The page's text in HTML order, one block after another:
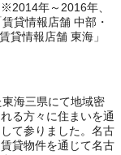
年～2016年、
貸情報店舗 中部・
貸情報店舗 東海」
海三県にて地域密
る方々に住まいを通
て参りました。名古
貸物件を通じて名古